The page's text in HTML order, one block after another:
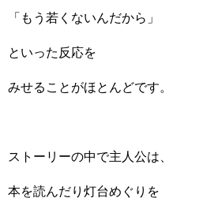
「もう若くないんだから」
といった反応を
みせることがほとんどです。
ストーリーの中で主人公は、
本を読んだり灯台めぐりを